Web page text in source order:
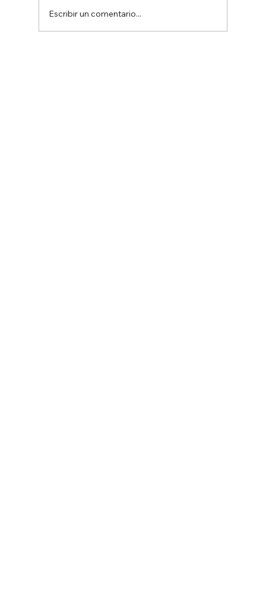
Escribir un comentario...